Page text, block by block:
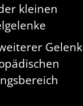
kleinen